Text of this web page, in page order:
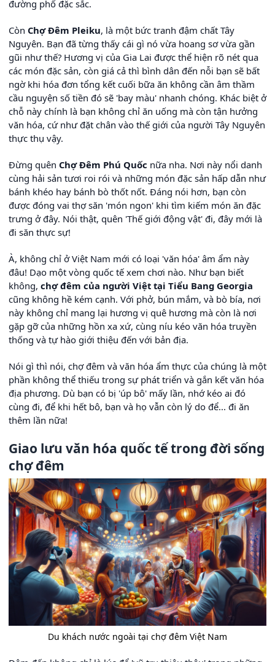
đường phố đặc sắc.
Còn Chợ Đêm Pleiku, là một bức tranh đậm chất Tây
Nguyên. Bạn đã từng thấy cái gì nó vừa hoang sơ vừa gần
gũi như thế? Hương vị của Gia Lai được thể hiện rõ nét qua
các món đặc sản, còn giá cả thì bình dân đến nỗi bạn sẽ bất
ngờ khi hóa đơn tổng kết cuối bữa ăn không cần âm thầm
cầu nguyện số tiền đó sẽ 'bay màu' nhanh chóng. Khác biệt ở
chỗ này chính là bạn không chỉ ăn uống mà còn tận hưởng
văn hóa, cứ như đặt chân vào thế giới của người Tây Nguyên
thực thụ vậy.
Đừng quên Chợ Đêm Phú Quốc nữa nha. Nơi này nổi danh
cùng hải sản tươi roi rói và những món đặc sản hấp dẫn như
bánh khéo hay bánh bò thốt nốt. Đáng nói hơn, bạn còn
được đóng vai thợ săn 'món ngon' khi tìm kiếm món ăn đặc
trưng ở đây. Nói thật, quên 'Thế giới động vật' đi, đây mới là
đi săn thực sự!
À, không chỉ ở Việt Nam mới có loại 'văn hóa' âm ẩm này
đâu! Dạo một vòng quốc tế xem chơi nào. Như bạn biết
không, chợ đêm của người Việt tại Tiểu Bang Georgia
cũng không hề kém cạnh. Với phở, bún mắm, và bò bía, nơi
này không chỉ mang lại hương vị quê hương mà còn là nơi
gặp gỡ của những hồn xa xứ, cùng níu kéo văn hóa truyền
thống và tự hào giới thiệu đến với bản địa.
Nói gì thì nói, chợ đêm và văn hóa ẩm thực của chúng là một
phần không thể thiếu trong sự phát triển và gắn kết văn hóa
địa phương. Dù bạn có bị 'úp bô' mấy lần, nhớ kéo ai đó
cùng đi, để khi hết bô, bạn và họ vẫn còn lý do để... đi ăn
thêm lần nữa!
Giao lưu văn hóa quốc tế trong đời sống
chợ đêm
Du khách nước ngoài tại chợ đêm Việt Nam